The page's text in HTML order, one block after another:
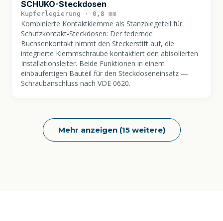
SCHUKO-Steckdosen
Kupferlegierung · 0,8 mm
Kombinierte Kontaktklemme als Stanzbiegeteil für
Schutzkontakt-Steckdosen: Der federnde
Buchsenkontakt nimmt den Steckerstift auf, die
integrierte Klemmschraube kontaktiert den abisolierten
Installationsleiter. Beide Funktionen in einem
einbaufertigen Bauteil für den Steckdoseneinsatz —
Schraubanschluss nach VDE 0620.
Mehr anzeigen (15 weitere)